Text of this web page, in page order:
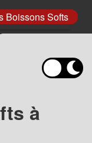
Boissons Softs
à